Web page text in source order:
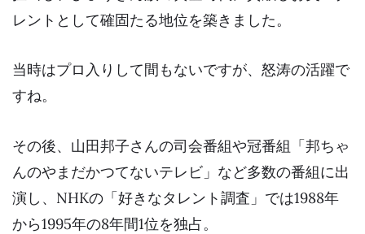
レントとして確固たる地位を築きました。
当時はプロ入りして間もないですが、怒涛の活躍で
すね。
その後、山田邦子さんの司会番組や冠番組「邦ちゃ
んのやまだかつてないテレビ」など多数の番組に出
演し、NHKの「好きなタレント調査」では1988年
から1995年の8年間1位を独占。